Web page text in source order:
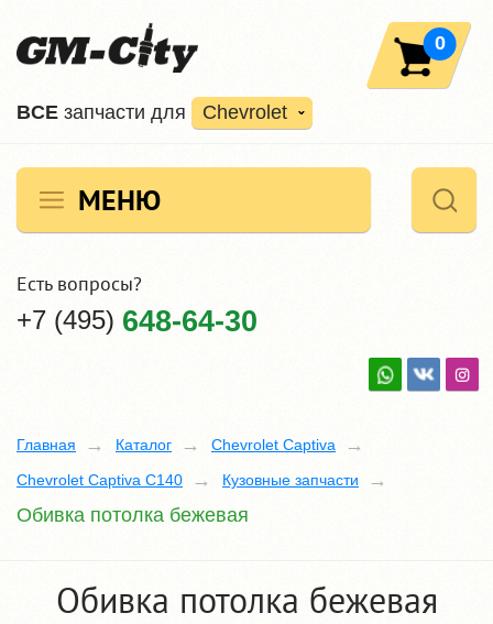
ВCE запчасти для Chevrolet
0
МЕНЮ
Есть вопросы?
+7 (495) 648-64-30
Главная Каталог
Chevrolet Captiva
Chevrolet Captiva C140
Кузовные запчасти
Обивка потолка бежевая
Обивка потолка бежевая